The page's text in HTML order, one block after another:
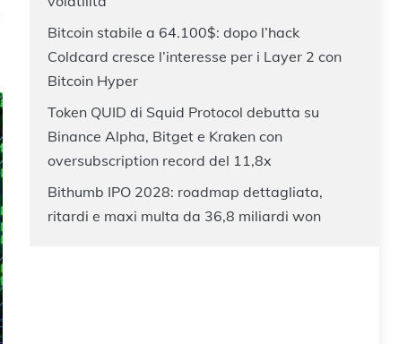
Bitcoin stabile a 64.100$: dopo l’hack
Coldcard cresce l’interesse per i Layer 2 con
Bitcoin Hyper
Token QUID di Squid Protocol debutta su
Binance Alpha, Bitget e Kraken con
oversubscription record del 11,8x
Bithumb IPO 2028: roadmap dettagliata,
ritardi e maxi multa da 36,8 miliardi won